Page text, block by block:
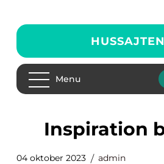
Menu
inspiration
04 oktober 2023 admin